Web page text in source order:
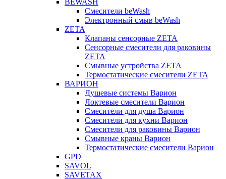
BEWASH
Смесители beWash
Электронный смыв beWash
ZETA
Клапаны сенсорные ZETA
Сенсорные смесители для раковины
ZETA
Смывные устройства ZETA
Термостатические смесители ZETA
ВАРИОН
Душевые системы Варион
Локтевые смесители Варион
Смесители для душа Варион
Смесители для кухни Варион
Смесители для раковины Варион
Смывные краны Варион
Термостатические смесители Варион
GPD
SAVOL
SAVETAX